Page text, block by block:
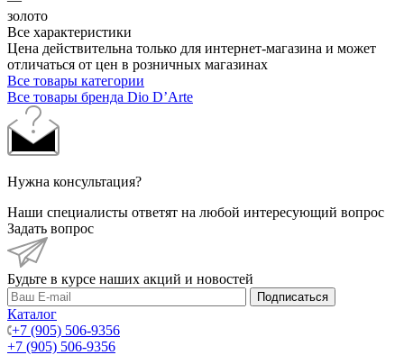
золото
Все характеристики
Цена действительна только для интернет-магазина и может
отличаться от цен в розничных магазинах
Все товары категории
Все товары бренда Dio D’Arte
Нужна консультация?
Наши специалисты ответят на любой интересующий вопрос
Задать вопрос
Будьте в курсе наших акций и новостей
Подписаться
Каталог
+7 (905) 506-9356
+7 (905) 506-9356